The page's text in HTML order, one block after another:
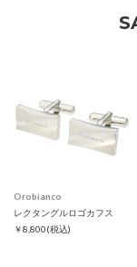
Orobianco
レクタングルロゴカフス
￥8,800(税込)